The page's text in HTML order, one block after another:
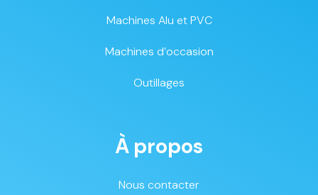
Machines Alu et PVC
Machines d’occasion
Outillages
À propos
Nous contacter